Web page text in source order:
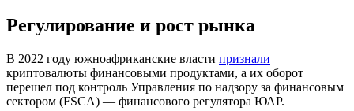
Регулирование и рост рынка
В 2022 году южноафриканские власти признали
криптовалюты финансовыми продуктами, а их оборот
перешел под контроль Управления по надзору за финансовым
сектором (FSCA) — финансового регулятора ЮАР.